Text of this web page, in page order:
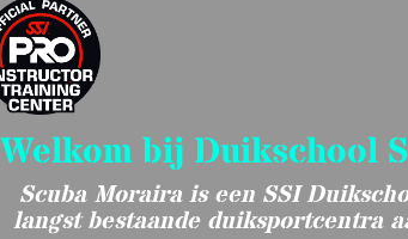
Welkom bij Duikschool
Scuba Moraira is een SSI
langst bestaande duiksportcentra